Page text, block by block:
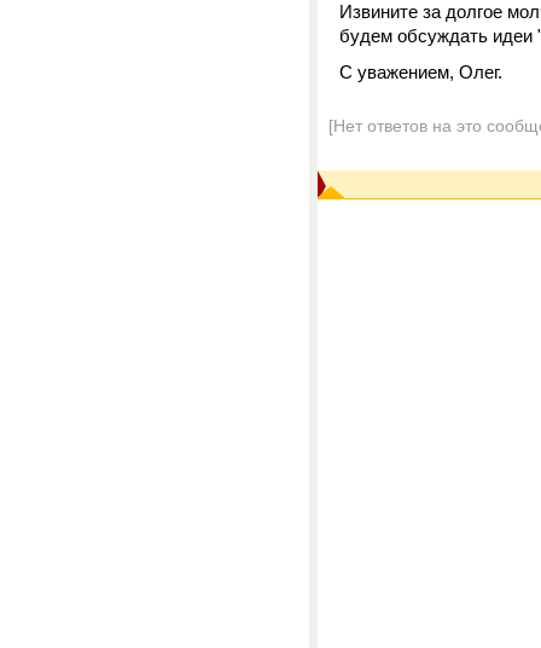
Извините за долгое
будем обсуждать идеи
С уважением, Олег.
[Нет ответов на это